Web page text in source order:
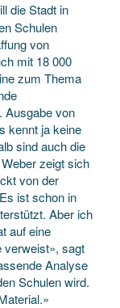
die Stadt in
Schulen
von
mit 18 000
zum Thema
Ausgabe von
kennt ja keine
sind auch die
zeigt sich
von der
ist schon in
Aber ich
auf eine
verweist», sagt
Analyse
Schulen wird.